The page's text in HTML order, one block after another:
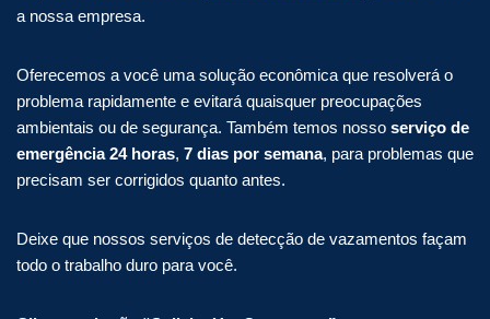
a nossa empresa.
Oferecemos a você uma solução econômica que resolverá o
problema rapidamente e evitará quaisquer preocupações
ambientais ou de segurança. Também temos nosso serviço de
emergência 24 horas, 7 dias por semana, para problemas que
precisam ser corrigidos quanto antes.
Deixe que nossos serviços de detecção de vazamentos façam
todo o trabalho duro para você.